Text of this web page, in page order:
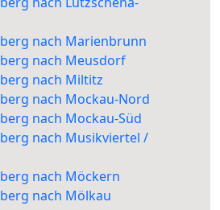
nach Marienbrunn
nach Meusdorf
nach Miltitz
nach Mockau-Nord
nach Mockau-Süd
nach Musikviertel /
nach Möckern
nach Mölkau